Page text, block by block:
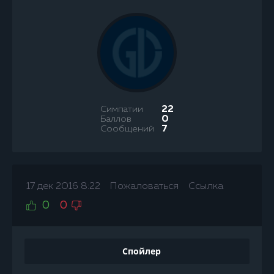
Симпатии 22
Баллов 0
Сообщений 7
17 дек 2016 8:22 Пожаловаться Ссылка
0 0
Спойлер